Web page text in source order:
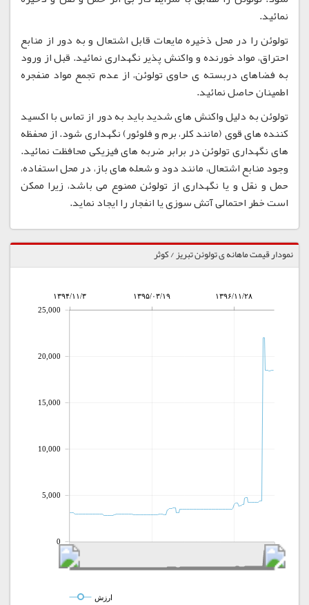
نمائید.
تولوئن را در محل ذخیره مایعات قابل اشتعال و به دور از منابع
احتراق، مواد خورنده و واکنش پذیر نگهداری نمائید. قبل از ورود
به فضاهای دربسته ی حاوی تولوئن، از عدم تجمع مواد منفجره
اطمینان حاصل نمائید.
تولوئن به دلیل واکنش های شدید باید به دور از تماس با اکسید
کننده های قوی (مانند کلر، برم و فلوئور) نگهداری شود. از محفظه
های نگهداری تولوئن در برابر ضربه های فیزیکی محافظت نمائید.
وجود منابع اشتعال، مانند دود و شعله های باز، در محل استفاده،
حمل و نقل و یا نگهداری از تولوئن ممنوع می باشد، زیرا ممکن
است خطر احتمالی آتش سوزی یا انفجار را ایجاد نماید.
نمودار قیمت ماهانه ی تولوئن تبریز / کوثر
۱۳۹۴/۱۱/۳ ۱۳۹۵/۰۳/۱۹ ۱۳۹۶/۱۱/۲۸
0
5,000
10,000
15,000
20,000
25,000
ارزش